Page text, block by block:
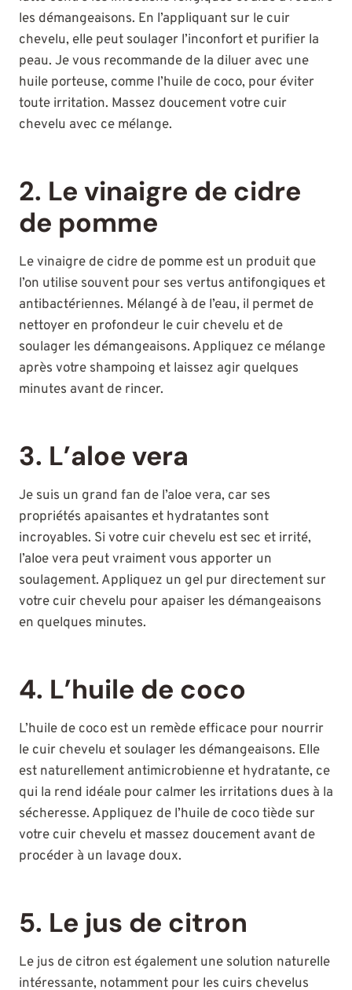
les démangeaisons. En l’appliquant sur le cuir
chevelu, elle peut soulager l’inconfort et purifier la
peau. Je vous recommande de la diluer avec une
huile porteuse, comme l’huile de coco, pour éviter
toute irritation. Massez doucement votre cuir
chevelu avec ce mélange.
2. Le vinaigre de cidre
de pomme
Le vinaigre de cidre de pomme est un produit que
l’on utilise souvent pour ses vertus antifongiques et
antibactériennes. Mélangé à de l’eau, il permet de
nettoyer en profondeur le cuir chevelu et de
soulager les démangeaisons. Appliquez ce mélange
après votre shampoing et laissez agir quelques
minutes avant de rincer.
3. L’aloe vera
Je suis un grand fan de l’aloe vera, car ses
propriétés apaisantes et hydratantes sont
incroyables. Si votre cuir chevelu est sec et irrité,
l’aloe vera peut vraiment vous apporter un
soulagement. Appliquez un gel pur directement sur
votre cuir chevelu pour apaiser les démangeaisons
en quelques minutes.
4. L’huile de coco
L’huile de coco est un remède efficace pour nourrir
le cuir chevelu et soulager les démangeaisons. Elle
est naturellement antimicrobienne et hydratante, ce
qui la rend idéale pour calmer les irritations dues à la
sécheresse. Appliquez de l’huile de coco tiède sur
votre cuir chevelu et massez doucement avant de
procéder à un lavage doux.
5. Le jus de citron
Le jus de citron est également une solution naturelle
intéressante, notamment pour les cuirs chevelus